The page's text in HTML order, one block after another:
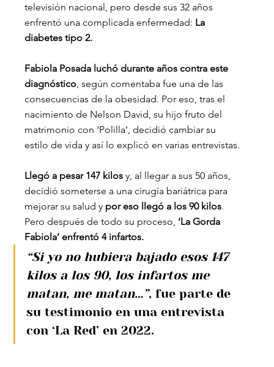
televisión nacional, pero desde sus 32 años
enfrentó una complicada enfermedad: La
diabetes tipo 2.
Fabiola Posada luchó durante años contra este
diagnóstico , según comentaba fue una de las
consecuencias de la obesidad. Por eso, tras el
nacimiento de Nelson David, su hijo fruto del
matrimonio con ‘Polilla’, decidió cambiar su
estilo de vida y así lo explicó en varias entrevistas.
Llegó a pesar 147 kilos y, al llegar a sus 50 años,
decidió someterse a una cirugía bariátrica para
mejorar su salud y por eso llegó a los 90 kilos.
Pero después de todo su proceso, ‘La Gorda
Fabiola’ enfrentó 4 infartos.
“Si yo no hubiera bajado esos 147
kilos a los 90, los infartos me
matan, me matan…”, fue parte de
su testimonio en una entrevista
con ‘La Red’ en 2022.